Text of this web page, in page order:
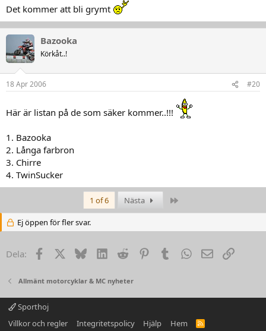
Det kommer att bli grymt
Bazooka
Körkåt..!
18 Apr 2006 #20
Här är listan på de som säker kommer..!!!
1. Bazooka
2. Långa farbron
3. Chirre
4. TwinSucker
1 of 6 Nästa
Ej öppen för fler svar.
Dela: Facebook BlueskyLinkedIn
Reddit PinterestTumblrWhatsApp
EmailLink
Allmänt motorcyklar & MC nyheter
Sporthoj
Villkor och regler
Integritetspolicy Hjälp Hem
R